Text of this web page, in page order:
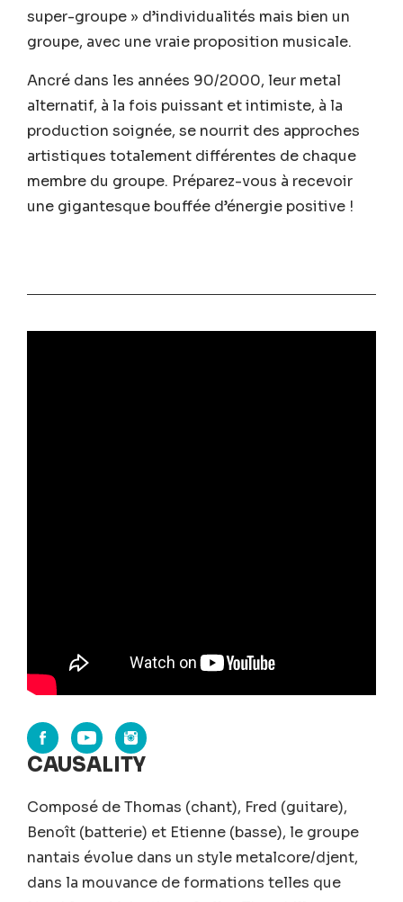
super-groupe » d’individualités mais bien un
groupe, avec une vraie proposition musicale.
Ancré dans les années 90/2000, leur metal
alternatif, à la fois puissant et intimiste, à la
production soignée, se nourrit des approches
artistiques totalement différentes de chaque
membre du groupe. Préparez-vous à recevoir
une gigantesque bouffée d’énergie positive !
CAUSALITY
Composé de Thomas (chant), Fred (guitare),
Benoît (batterie) et Etienne (basse), le groupe
nantais évolue dans un style metalcore/djent,
dans la mouvance de formations telles que